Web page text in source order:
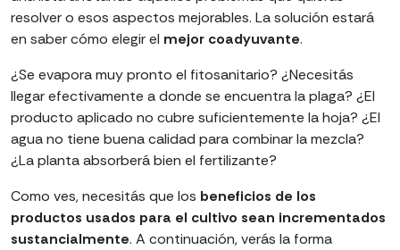
resolver o esos aspectos mejorables. La solución estará
en saber cómo elegir el mejor coadyuvante.
¿Se evapora muy pronto el fitosanitario? ¿Necesitás
llegar efectivamente a donde se encuentra la plaga? ¿El
producto aplicado no cubre suficientemente la hoja? ¿El
agua no tiene buena calidad para combinar la mezcla?
¿La planta absorberá bien el fertilizante?
Como ves, necesitás que los beneficios de los
productos usados para el cultivo sean incrementados
sustancialmente. A continuación, verás la forma